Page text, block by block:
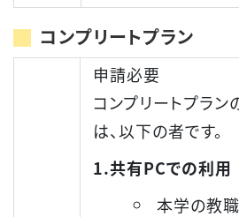
コンプリートプラン
申請必要
コンプリートプラ
は、以下の者です。
1.共有PCでの利用
本学の教職